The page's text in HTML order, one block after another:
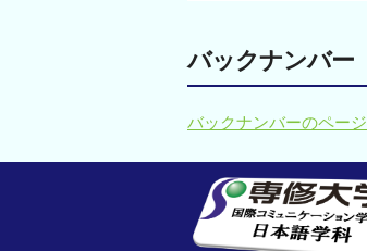
バックナンバー
バックナンバーのページ